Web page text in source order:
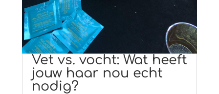
Vet vs. vocht: Wat heeft
jouw haar nou echt
nodig?